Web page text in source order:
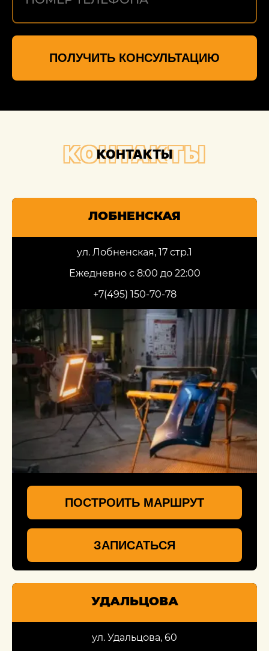
ПОЛУЧИТЬ КОНСУЛЬТАЦИЮ
КОНТАКТЫ
КОНТАКТЫ
ЛОБНЕНСКАЯ
ул. Лобненская, 17 стр.1
Ежедневно с 8:00 до 22:00
+7(495) 150-70-78
ПОСТРОИТЬ МАРШРУТ
ЗАПИСАТЬСЯ
УДАЛЬЦОВА
ул. Удальцова, 60